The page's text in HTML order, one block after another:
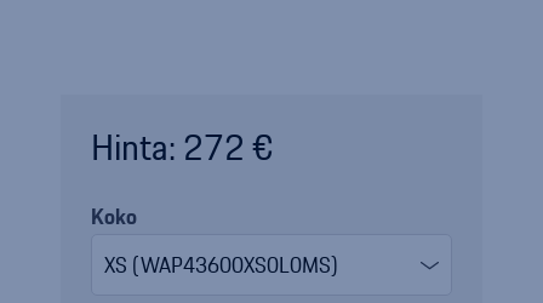
Hinta: 272 €
Koko